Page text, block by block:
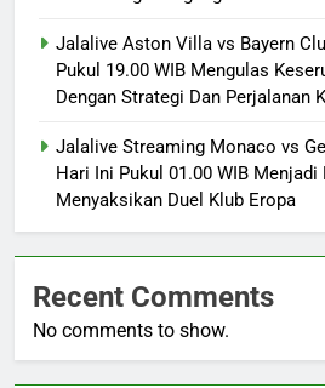
Jalalive Aston Villa vs Bayern
Pukul 19.00 WIB Mengulas
Dengan Strategi Dan Perjalanan
Jalalive Streaming Monaco vs
Hari Ini Pukul 01.00 WIB Menjadi
Menyaksikan Duel Klub Eropa
Recent Comments
No comments to show.